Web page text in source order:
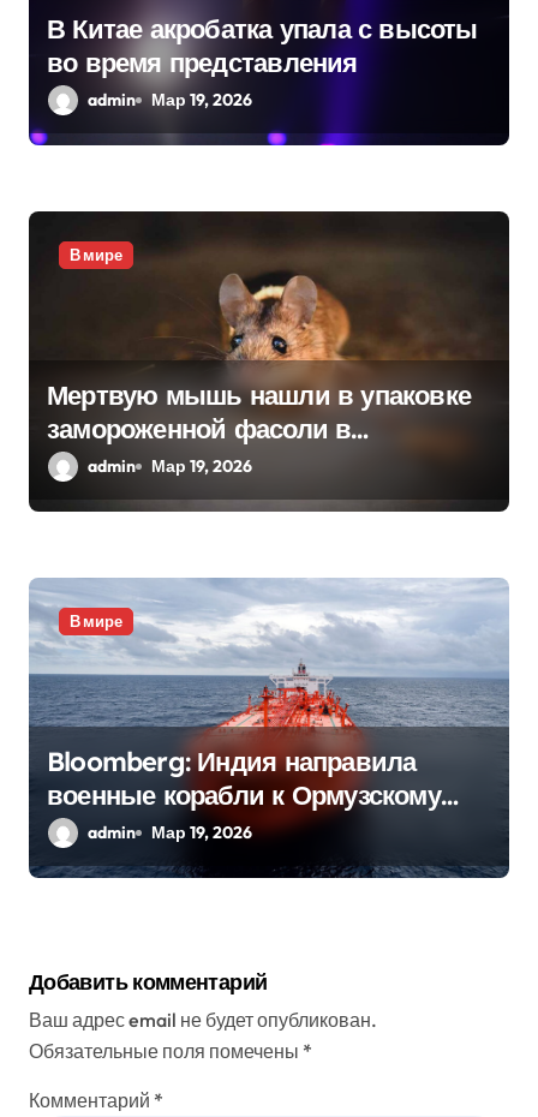
п
и
я
В Китае акробатка упала с высоты
во время представления
admin Мар 19, 2026
В мире
Мертвую мышь нашли в упаковке
замороженной фасоли в
Нидерландах
admin Мар 19, 2026
В мире
Bloomberg: Индия направила
военные корабли к Ормузскому
проливу
admin Мар 19, 2026
Добавить комментарий
Ваш адрес email не будет опубликован.
Обязательные поля помечены *
Комментарий *